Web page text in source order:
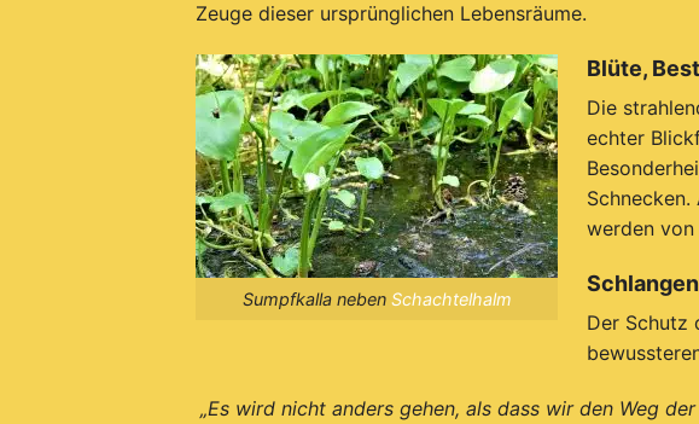
Zeuge dieser ursprünglichen Lebensräume.
Sumpfkalla neben Schachtelhalm
Blüte,
Die
echter
Schnecken.
werden von
Der Schutz
„Es wird nicht anders gehen, als dass wir den Weg